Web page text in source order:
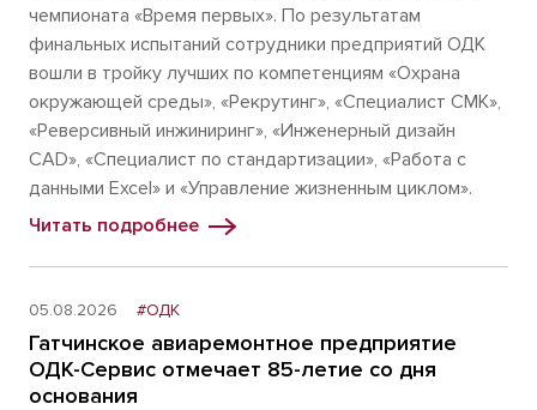
чемпионата «Время первых». По результатам
финальных испытаний сотрудники предприятий ОДК
вошли в тройку лучших по компетенциям «Охрана
окружающей среды», «Рекрутинг», «Специалист СМК»,
«Реверсивный инжиниринг», «Инженерный дизайн
CAD», «Специалист по стандартизации», «Работа с
данными Excel» и «Управление жизненным циклом».
Читать подробнее
05.08.2026 #ОДК
Гатчинское авиаремонтное предприятие
ОДК-Сервис отмечает 85-летие со дня
основания